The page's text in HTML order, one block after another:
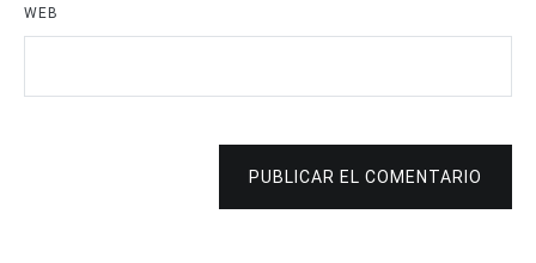
WEB
PUBLICAR EL COMENTARIO